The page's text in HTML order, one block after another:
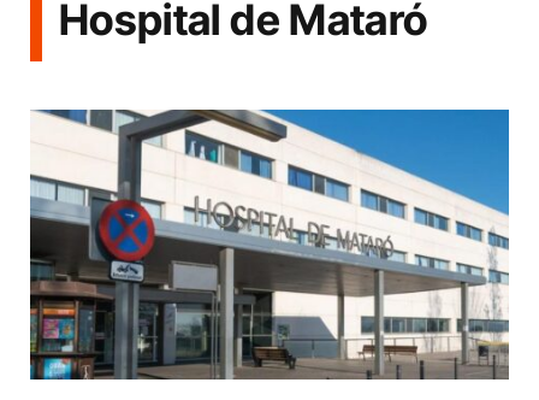
Hospital de Mataró